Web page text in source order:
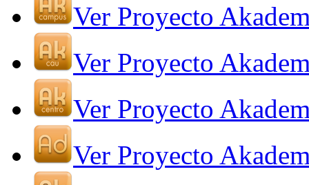
Ver Proyecto
Ver Proyecto
Ver Proyecto
Ver Proyecto